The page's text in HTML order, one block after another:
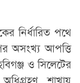
নির্ধারিত পথে
অসংখ্য আপত্তি
ও সিলেটের
শাখায়